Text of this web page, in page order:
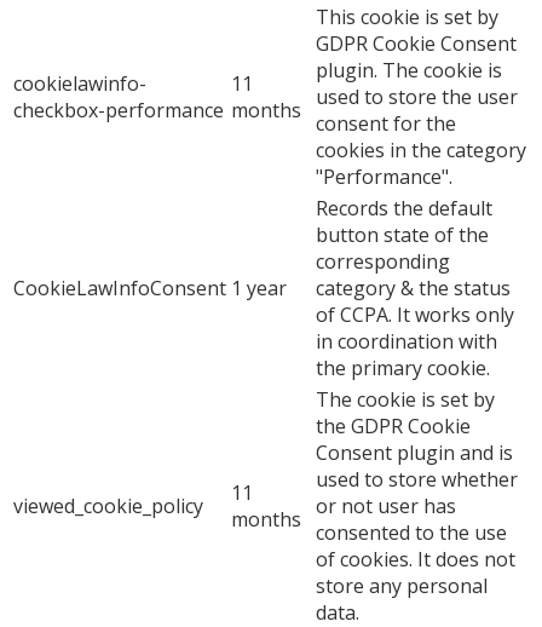
cookielawinfo-
checkbox-performance
11
months
This cookie is set by
GDPR Cookie Consent
plugin. The cookie is
used to store the user
consent for the
cookies in the category
"Performance".
CookieLawInfoConsent 1 year
Records the default
button state of the
corresponding
category & the status
of CCPA. It works only
in coordination with
the primary cookie.
viewed_cookie_policy
11
months
The cookie is set by
the GDPR Cookie
Consent plugin and is
used to store whether
or not user has
consented to the use
of cookies. It does not
store any personal
data.